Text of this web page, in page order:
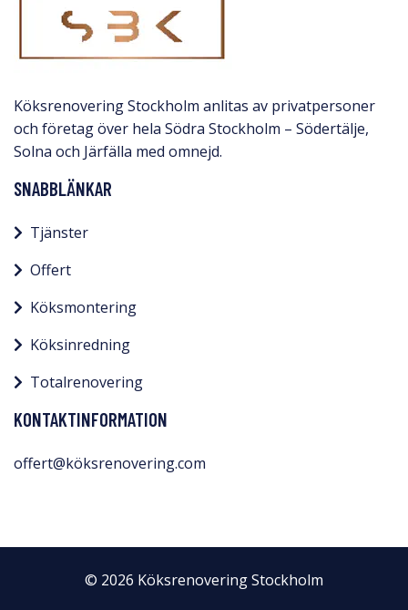
Köksrenovering Stockholm anlitas av privatpersoner
och företag över hela Södra Stockholm – Södertälje,
Solna och Järfälla med omnejd.​
SNABBLÄNKAR
Tjänster
Offert
Köksmontering
Köksinredning
Totalrenovering
KONTAKTINFORMATION
offert@köksrenovering.com
© 2026 Köksrenovering Stockholm